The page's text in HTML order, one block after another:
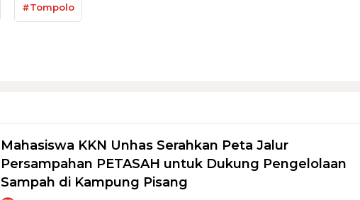
#Tompolo
Mahasiswa KKN Unhas Serahkan Peta Jalur
Persampahan PETASAH untuk Dukung Pengelolaan
Sampah di Kampung Pisang